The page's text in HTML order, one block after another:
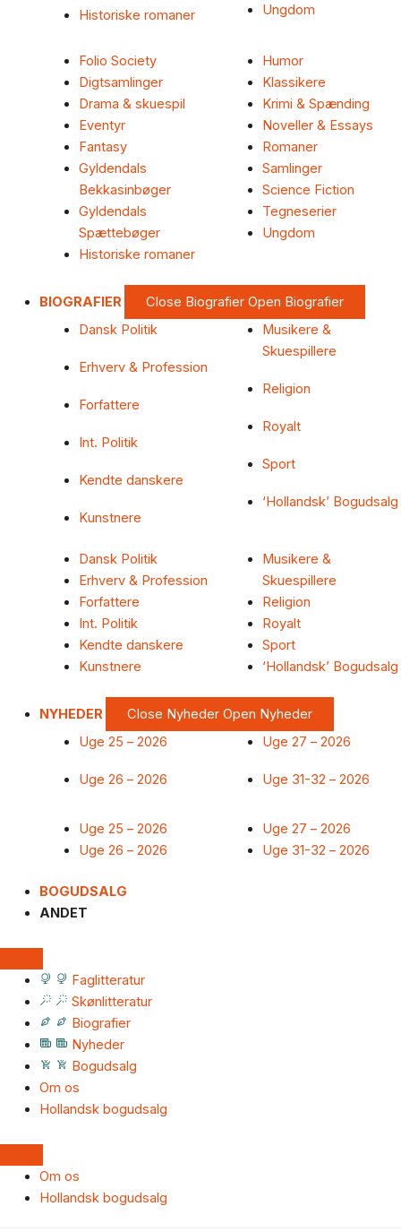
Historiske romaner Ungdom
Folio Society
Digtsamlinger
Drama & skuespil
Eventyr
Fantasy
Gyldendals
Bekkasinbøger
Gyldendals
Spættebøger
Historiske romaner
Humor
Klassikere
Krimi & Spænding
Noveller & Essays
Romaner
Samlinger
Science Fiction
Tegneserier
Ungdom
BIOGRAFIER Close Biografier Open Biografier
Dansk Politik
Erhverv & Profession
Forfattere
Int. Politik
Kendte danskere
Kunstnere
Musikere &
Skuespillere
Religion
Royalt
Sport
‘Hollandsk’ Bogudsalg
Dansk Politik
Erhverv & Profession
Forfattere
Int. Politik
Kendte danskere
Kunstnere
Musikere &
Skuespillere
Religion
Royalt
Sport
‘Hollandsk’ Bogudsalg
NYHEDER Close Nyheder Open Nyheder
Uge 25 – 2026
Uge 26 – 2026
Uge 27 – 2026
Uge 31-32 – 2026
Uge 25 – 2026
Uge 26 – 2026
Uge 27 – 2026
Uge 31-32 – 2026
BOGUDSALG
ANDET
Faglitteratur
Skønlitteratur
Biografier
Nyheder
Bogudsalg
Om os
Hollandsk bogudsalg
Om os
Hollandsk bogudsalg